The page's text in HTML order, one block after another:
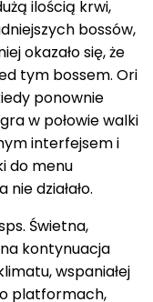
ilością krwi,
bossów,
okazało się, że
tym bossem. Ori
ponownie
w połowie walki
interfejsem i
do menu
działało.
Świetna,
kontynuacja
wspaniałej
platformach,